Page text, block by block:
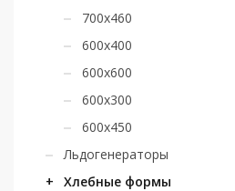
700х460
600х400
600х600
600х300
600х450
Льдогенераторы
Хлебные формы